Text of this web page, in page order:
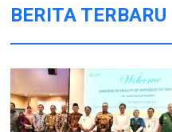
BERITA TERBARU